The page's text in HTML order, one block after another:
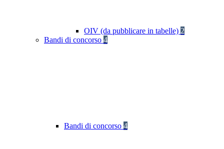
OIV (da pubblicare in tabelle) 2
Bandi di concorso 4
Bandi di concorso 4